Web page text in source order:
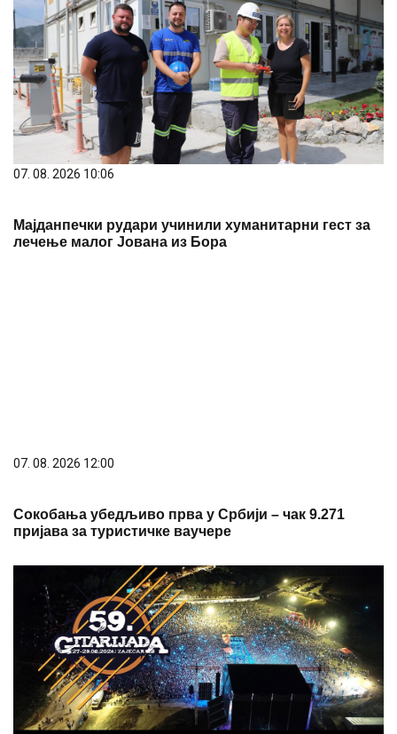
07. 08. 2026 10:06
Мајданпечки рудари учинили хуманитарни гест за
лечење малог Јована из Бора
07. 08. 2026 12:00
Сокобања убедљиво прва у Србији – чак 9.271
пријава за туристичке ваучере